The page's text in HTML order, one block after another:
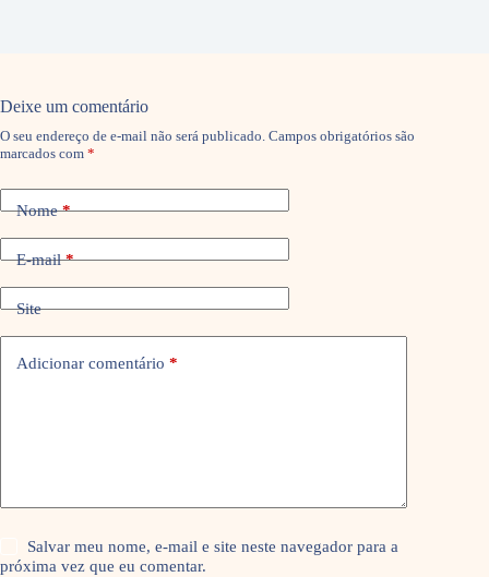
Deixe um comentário
O seu endereço de e-mail não será publicado. Campos obrigatórios são
marcados com *
Nome*
E-mail*
Site
Adicionar comentário *
Salvar meu nome, e-mail e site neste navegador para a
próxima vez que eu comentar.